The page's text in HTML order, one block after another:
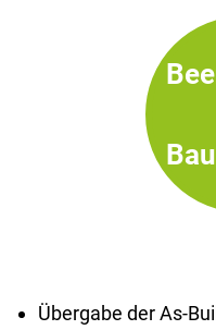
Übergabe der As-